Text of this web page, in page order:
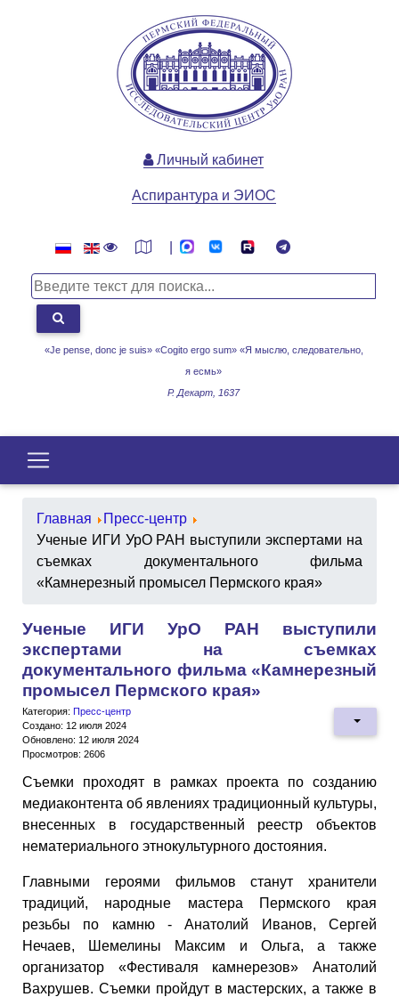
«Je pense, donc je suis» «Cogito ergo sum» «Я мыслю, следовательно,
я есмь»
Р. Декарт, 1637
Личный кабинет
Аспирантура и ЭИОС
Главная
Пресс-центр
Ученые ИГИ УрО РАН выступили экспертами на
съемках документального фильма
«Камнерезный промысел Пермского края»
Ученые ИГИ УрО РАН выступили
экспертами на съемках
документального фильма «Камнерезный
промысел Пермского края»
Категория: Пресс-центр
Создано: 12 июля 2024
Обновлено: 12 июля 2024
Просмотров: 2606
Съемки проходят в рамках проекта по созданию
медиаконтента об явлениях традиционный культуры,
внесенных в государственный реестр объектов
нематериального этнокультурного достояния.
Главными героями фильмов станут хранители
традиций, народные мастера Пермского края
резьбы по камню - Анатолий Иванов, Сергей
Нечаев, Шемелины Максим и Ольга, а также
организатор «Фестиваля камнерезов» Анатолий
Вахрушев. Съемки пройдут в мастерских, а также в